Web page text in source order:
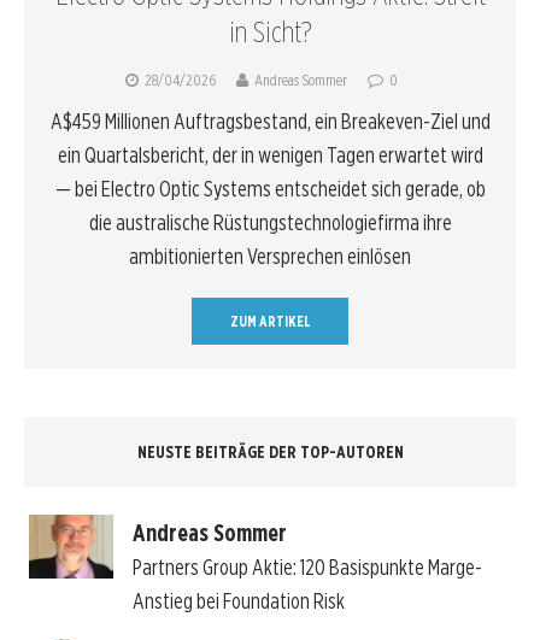
in Sicht?
28/04/2026 Andreas Sommer 0
A$459 Millionen Auftragsbestand, ein Breakeven-Ziel und
ein Quartalsbericht, der in wenigen Tagen erwartet wird
— bei Electro Optic Systems entscheidet sich gerade, ob
die australische Rüstungstechnologiefirma ihre
ambitionierten Versprechen einlösen
ZUM ARTIKEL
NEUSTE BEITRÄGE DER TOP-AUTOREN
Andreas Sommer
Partners Group Aktie: 120 Basispunkte Marge-
Anstieg bei Foundation Risk